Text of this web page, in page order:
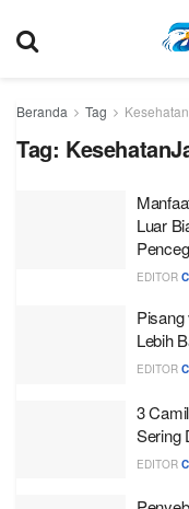
Beranda Tag
Tag:
Luar
EDITOR
Lebih
EDITOR
3
Sering
EDITOR